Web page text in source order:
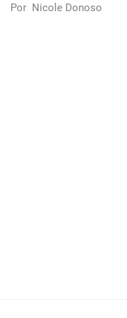
Por Nicole Donoso